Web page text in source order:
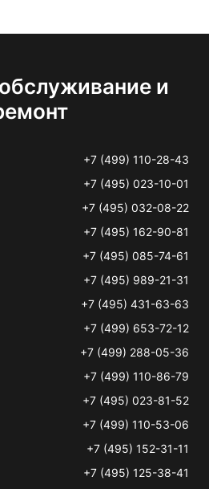
и
+7 (499) 110-28-43
+7 (495) 023-10-01
+7 (495) 032-08-22
+7 (495) 162-90-81
+7 (495) 085-74-61
+7 (495) 989-21-31
+7 (495) 431-63-63
+7 (499) 653-72-12
+7 (499) 288-05-36
+7 (499) 110-86-79
+7 (495) 023-81-52
+7 (499) 110-53-06
+7 (495) 152-31-11
+7 (495) 125-38-41